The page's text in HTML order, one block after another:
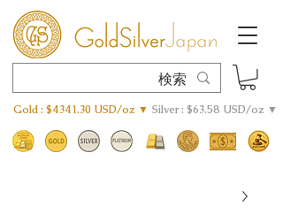
Gold : $4341.30 USD/oz ▼ Silver : $63.58 USD/oz ▼